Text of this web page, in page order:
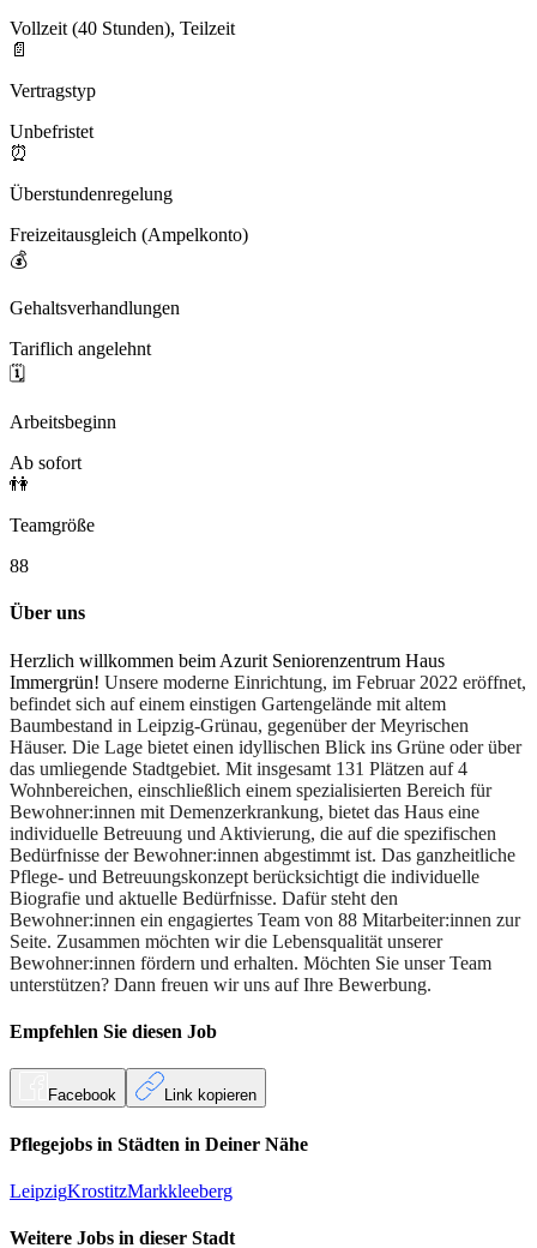
Vollzeit (40 Stunden), Teilzeit
📄
Vertragstyp
Unbefristet
⏰
Überstundenregelung
Freizeitausgleich (Ampelkonto)
💰
Gehaltsverhandlungen
Tariflich angelehnt
🗓️
Arbeitsbeginn
Ab sofort
👫
Teamgröße
88
Über uns
Herzlich willkommen beim Azurit Seniorenzentrum Haus
Immergrün! Unsere moderne Einrichtung, im Februar 2022 eröffnet,
befindet sich auf einem einstigen Gartengelände mit altem
Baumbestand in Leipzig-Grünau, gegenüber der Meyrischen
Häuser. Die Lage bietet einen idyllischen Blick ins Grüne oder über
das umliegende Stadtgebiet. Mit insgesamt 131 Plätzen auf 4
Wohnbereichen, einschließlich einem spezialisierten Bereich für
Bewohner:innen mit Demenzerkrankung, bietet das Haus eine
individuelle Betreuung und Aktivierung, die auf die spezifischen
Bedürfnisse der Bewohner:innen abgestimmt ist. Das ganzheitliche
Pflege- und Betreuungskonzept berücksichtigt die individuelle
Biografie und aktuelle Bedürfnisse. Dafür steht den
Bewohner:innen ein engagiertes Team von 88 Mitarbeiter:innen zur
Seite. Zusammen möchten wir die Lebensqualität unserer
Bewohner:innen fördern und erhalten. Möchten Sie unser Team
unterstützen? Dann freuen wir uns auf Ihre Bewerbung.
Empfehlen Sie diesen Job
Facebook Link kopieren
Pflegejobs in Städten in Deiner Nähe
LeipzigKrostitzMarkkleeberg
Weitere Jobs in dieser Stadt